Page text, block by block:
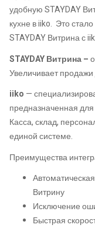
удобную STAYDAY
кухне в iiko. Это
STAYDAY Витрина с
STAYDAY Витрина –
Увеличивает
iiko —
предназначенная
Касса, склад,
единой системе.
Преимущества
Витрину
Исключение
Быстрая